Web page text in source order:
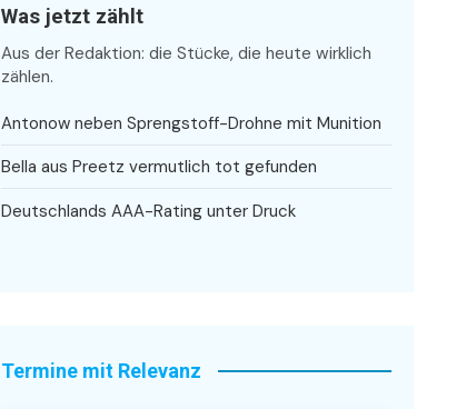
Was jetzt zählt
Aus der Redaktion: die Stücke, die heute wirklich
zählen.
Antonow neben Sprengstoff-Drohne mit Munition
Bella aus Preetz vermutlich tot gefunden
Deutschlands AAA-Rating unter Druck
Termine mit Relevanz